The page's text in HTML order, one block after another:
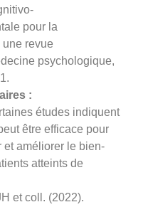
pour la
revue
psychologique,
:
études indiquent
être efficace pour
améliorer le bien-
atteints de
et coll. (2022).